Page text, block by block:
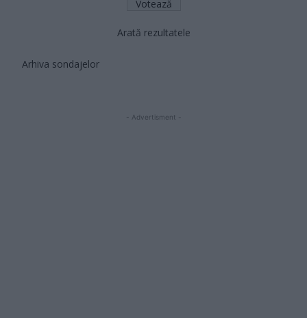
Arată rezultatele
Arhiva sondajelor
- Advertisment -